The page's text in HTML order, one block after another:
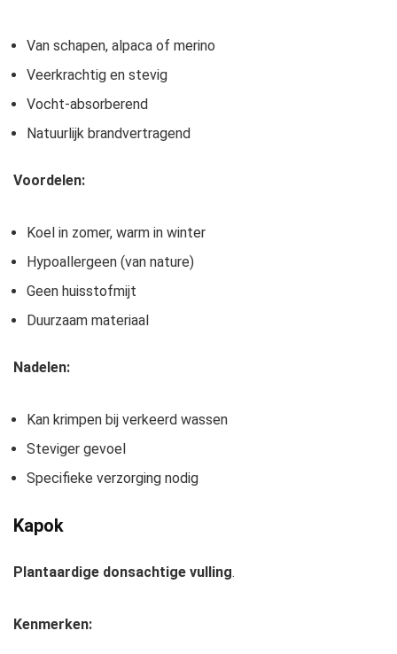
Van schapen, alpaca of merino
Veerkrachtig en stevig
Vocht-absorberend
Natuurlijk brandvertragend
Voordelen:
Koel in zomer, warm in winter
Hypoallergeen (van nature)
Geen huisstofmijt
Duurzaam materiaal
Nadelen:
Kan krimpen bij verkeerd wassen
Steviger gevoel
Specifieke verzorging nodig
Kapok
Plantaardige donsachtige vulling.
Kenmerken: